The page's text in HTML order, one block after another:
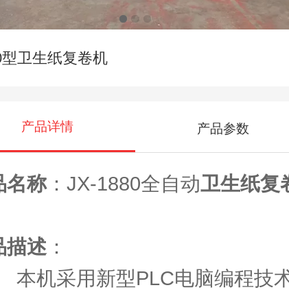
卫生纸复卷机
产品详情 产品参数
名称：JX-1880全自动卫生纸复
描述 ：
采用新型PLC电脑编程技